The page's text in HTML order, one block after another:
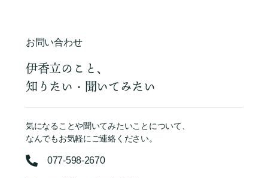
お問い合わせ
伊香立のこと、
知りたい・聞いてみたい
気になることや聞いてみたいことについて、
なんでもお気軽にご連絡ください。
077-598-2670